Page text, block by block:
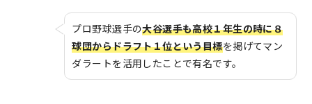
プロ野球選手の大谷選手も高校１年生の時に８
球団からドラフト１位という目標を掲げてマン
ダラートを活用したことで有名です。